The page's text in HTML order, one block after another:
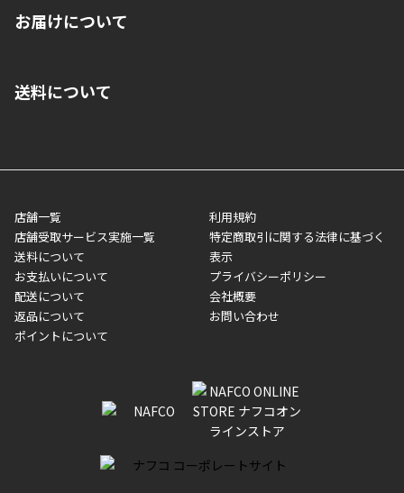
いいただくことはできません。ご了承ください。
■代金引換(代引)※手数料がかかります
■商品によっては一部決済方法が使用できない場合がございま
す。
お届けについて
ご注文が確認出来次第、1～4営業日に発送いたします。「お取り
業日にてお引渡しとなります。(離島などの場合、例外もあります)
メーカー直送品など一部商品については、その他商品との購入に
制限がかかる場合がございます。また発送日についても、通常と
異なる場合がございます。対象商品の説明ページをご確認くださ
い。
■店舗受取をご選択いただいた場合
ご注文が確認出来次第、お受取される店舗在庫を使用してご準備
をさせていただきます。店舗に在庫がない場合は店舗よりお取り
いただく場合がございます。店舗準備でのお渡しとなる為、商品
のみの受け渡しとなります。（箱や納品書は付属しておりませ
ん）店舗で準備が出来次第、メールにてご連絡させていただきま
送料について
店舗一覧
店舗受取サービス実施一覧
送料について
お支払いについて
配送について
返品について
ポイントについて
利用規約
特定商取引に関する法律に基づく
表示
プライバシーポリシー
会社概要
お問い合わせ